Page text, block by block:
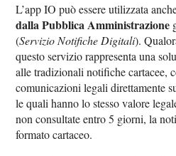
L’app IO può essere utilizzata
dalla Pubblica Amministrazione
(Servizio Notifiche Digitali).
questo servizio rappresenta una
alle tradizionali notifiche cartacee,
comunicazioni legali direttamente
le quali hanno lo stesso valore
non consultate entro 5 giorni, la
formato cartaceo.